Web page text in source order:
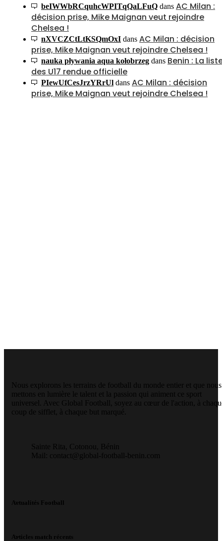
beIWWbRCquhcWPITqQaLFuQ dans AC Milan :
décision prise, Mike Maignan veut rejoindre
Chelsea !
nXVCZCtLtKSQmOxI dans AC Milan : décision
prise, Mike Maignan veut rejoindre Chelsea !
nauka pływania aqua kołobrzeg dans Benin : La
des U17 rendue officielle
PIewUfCesJrzYRrUl dans AC Milan : décision
prise, Mike Maignan veut rejoindre Chelsea !
Nous explorons les terrains de football du monde entier et que nous
mettons en lumière le talent et la passion qui animent ce sport
universel. Avec Global Football, soyez au cœur de l'action, à
coup de sifflet, à chaque but marqué.
Sainte Rita, Cotonou, Bénin
Mail: contact@global-football-benin.com
Actualités Football
Articles match récents